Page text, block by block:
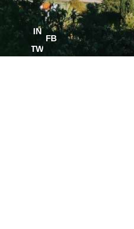
FB
TW
IN